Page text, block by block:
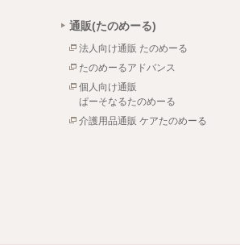
通販(たのめーる)
法人向け通販 たのめーる
たのめーるアドバンス
個人向け通販
ぱーそなるたのめーる
介護用品通販 ケアたのめーる